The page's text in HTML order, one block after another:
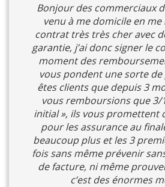
Bonjour des commerciaux
venu à me domicile en
contrat très très cher avec
garantie, j’ai donc signer le
moment des
vous pondent une sorte
êtes clients que depuis 3
vous remboursions que
initial », ils vous promettent
pour les assurance au
beaucoup plus et les 3
fois sans même prévenir
de facture, ni même
c’est des énormes